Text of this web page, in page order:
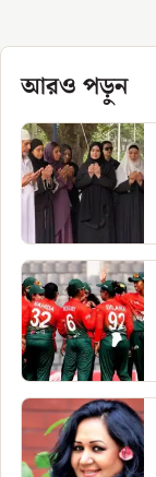
আরও পড়ুন